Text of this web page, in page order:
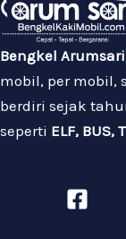
Bengkel Arumsari
mobil, per mobil,
berdiri sejak
seperti ELF, BUS,